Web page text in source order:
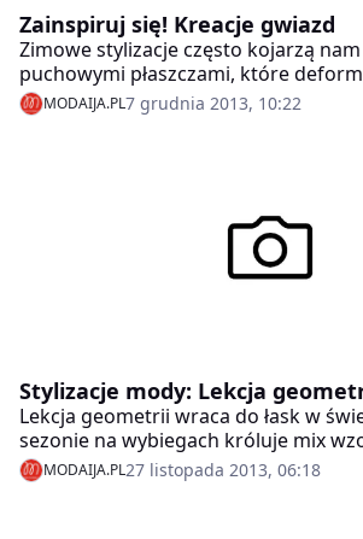
Zainspiruj się! Kreacje gwiazd
Zimowe stylizacje często kojarzą
puchowymi płaszczami, które
pewno jest to opcja komfortowa, ale
korzystna. Gwiazd udowadniają, że
MODAIJA.PL7 grudnia 2013, 10:22
Stylizacje mody: Lekcja
Lekcja geometrii wraca do łask w
sezonie na wybiegach króluje mix
kolorów, a projektanci niczym
linie, kolorowe kółka czy
MODAIJA.PL27 listopada 2013, 06:18